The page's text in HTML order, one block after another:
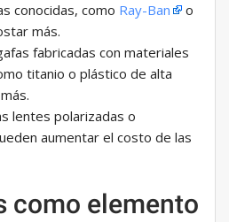
conocidas, como Ray-Ban
o
más.
fabricadas con materiales
titanio o plástico de alta
lentes polarizadas o
aumentar el costo de las
como elemento